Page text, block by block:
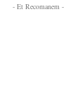
- Et Recomanem -